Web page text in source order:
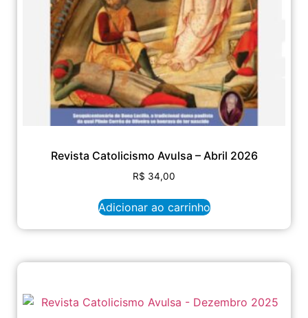
Revista Catolicismo Avulsa – Abril 2026
R$ 34,00
Adicionar ao carrinho